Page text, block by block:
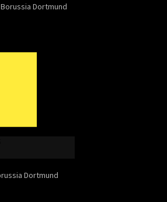
Borussia Dortmund